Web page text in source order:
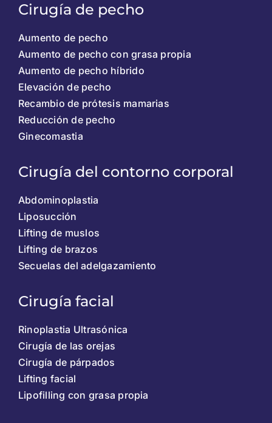
Cirugía de pecho
Aumento de pecho
Aumento de pecho con grasa propia
Aumento de pecho híbrido
Elevación de pecho
Recambio de prótesis mamarias
Reducción de pecho
Ginecomastia
Cirugía del contorno corporal
Abdominoplastia
Liposucción
Lifting de muslos
Lifting de brazos
Secuelas del adelgazamiento
Cirugía facial
Rinoplastia Ultrasónica
Cirugía de las orejas
Cirugía de párpados
Lifting facial
Lipofilling con grasa propia